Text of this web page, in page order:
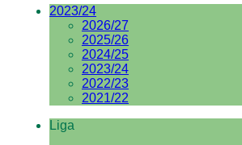
2023/24
2026/27
2025/26
2024/25
2023/24
2022/23
2021/22
Liga